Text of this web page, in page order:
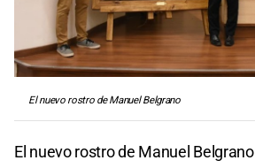
El nuevo rostro de Manuel Belgrano
El nuevo rostro de Manuel Belgrano